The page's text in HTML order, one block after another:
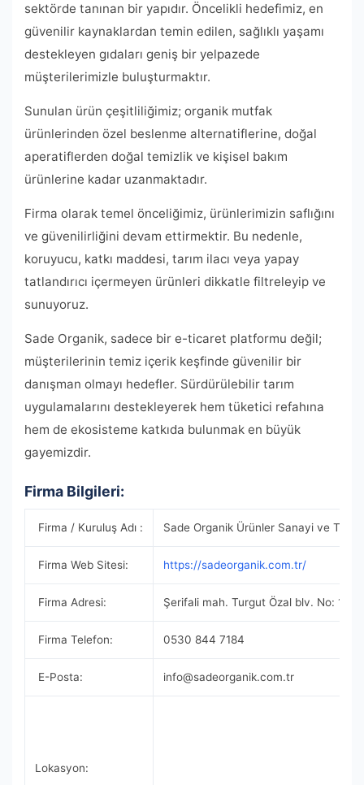
sektörde tanınan bir yapıdır. Öncelikli hedefimiz, en
güvenilir kaynaklardan temin edilen, sağlıklı yaşamı
destekleyen gıdaları geniş bir yelpazede
müşterilerimizle buluşturmaktır.
Sunulan ürün çeşitliliğimiz; organik mutfak
ürünlerinden özel beslenme alternatiflerine, doğal
aperatiflerden doğal temizlik ve kişisel bakım
ürünlerine kadar uzanmaktadır.
Firma olarak temel önceliğimiz, ürünlerimizin saflığını
ve güvenilirliğini devam ettirmektir. Bu nedenle,
koruyucu, katkı maddesi, tarım ilacı veya yapay
tatlandırıcı içermeyen ürünleri dikkatle filtreleyip ve
sunuyoruz.
Sade Organik, sadece bir e-ticaret platformu değil;
müşterilerinin temiz içerik keşfinde güvenilir bir
danışman olmayı hedefler. Sürdürülebilir tarım
uygulamalarını destekleyerek hem tüketici refahına
hem de ekosisteme katkıda bulunmak en büyük
gayemizdir.
Firma Bilgileri:
Firma / Kuruluş Adı : Sade Organik Ürünler Sanayi ve
Firma Web Sitesi: https://sadeorganik.com.tr/
Firma Adresi: Şerifali mah. Turgut Özal blv. No: 154
Firma Telefon: 0530 844 7184
E-Posta: info@sadeorganik.com.tr
Lokasyon: